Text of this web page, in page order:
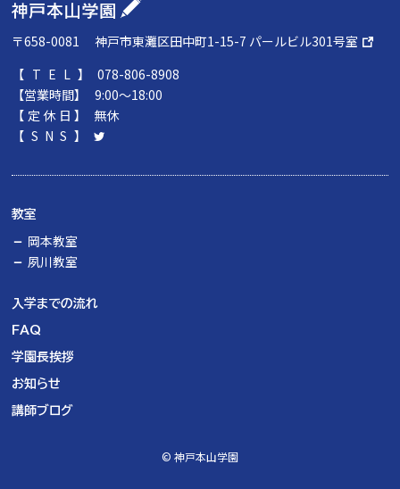
〒658-0081神戸市東灘区田中町1-15-7 パールビル301号室
【TEL】078-806-8908
【営業時間】
9:00～18:00
【定休日】
無休
【SNS】
教室
岡本教室
夙川教室
入学までの流れ
FAQ
学園長挨拶
お知らせ
講師ブログ
© 神戸本山学園